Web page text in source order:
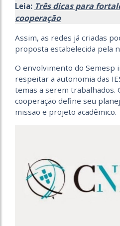
Leia: Três dicas para
cooperação
Assim, as redes já criadas
proposta estabelecida pela
O envolvimento do Semesp
respeitar a autonomia das
temas a serem trabalhados.
cooperação define seu
missão e projeto acadêmico.